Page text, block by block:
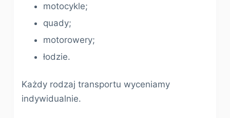
motocykle;
quady;
motorowery;
łodzie.
Każdy rodzaj transportu wyceniamy
indywidualnie.